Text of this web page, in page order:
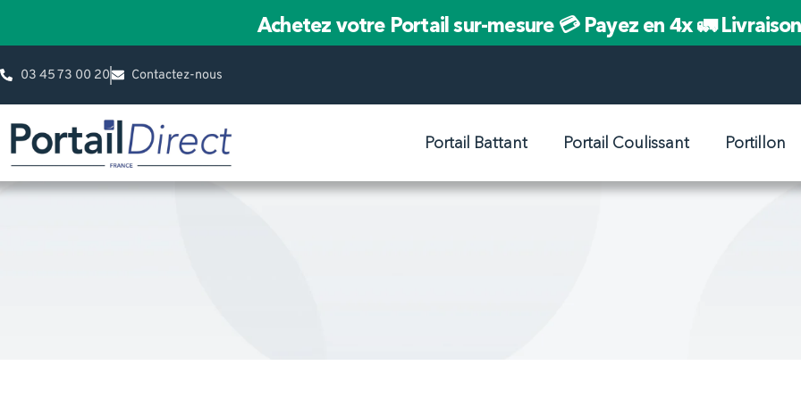
Achetez votre Portail sur-mesure 💳 Payez en 4x 🚛
03 45 73 00 20 Contactez-nous
Portail Battant Portail Coulissant Portillon